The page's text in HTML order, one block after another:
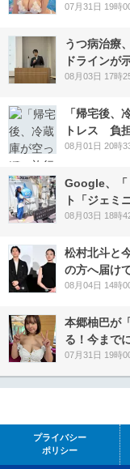
07月31日 19時
うつ病治療
ドラインが
08月03日 17時
「帰宅後、
トレス 負
08月01日 20時
Google、「
ト「ジェミ
08月03日 18時
松村北斗と
の方へ届け
08月04日 14時
本郷柚巴が
る！今まで
07月31日 19時
プライバシー
ポリシー